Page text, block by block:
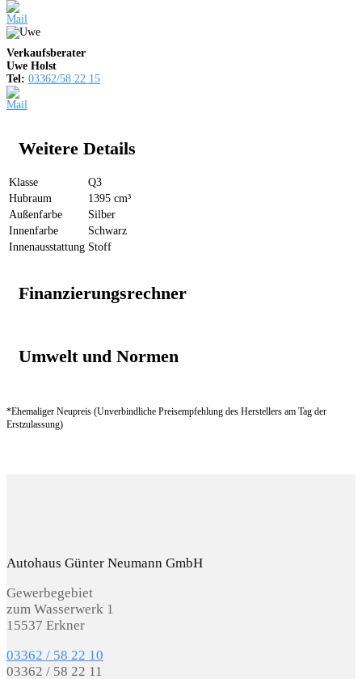
Verkaufsberater
Uwe Holst
Tel: 03362/58 22 15
Weitere Details
Klasse
Q3
Hubraum
1395 cm³
Außenfarbe
Silber
Innenfarbe
Schwarz
Innenausstattung Stoff
Finanzierungsrechner
Umwelt und Normen
*Ehemaliger Neupreis (Unverbindliche Preisempfehlung des Herstellers am Tag der
Erstzulassung)
Autohaus Günter Neumann GmbH
Gewerbegebiet
zum Wasserwerk 1
15537 Erkner
03362 / 58 22 10
03362 / 58 22 11